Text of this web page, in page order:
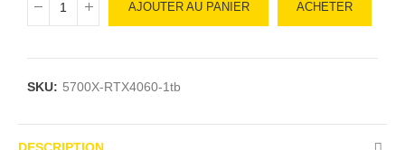
AJOUTER AU PANIER ACHETER
SKU: 5700X-RTX4060-1tb
DESCRIPTION